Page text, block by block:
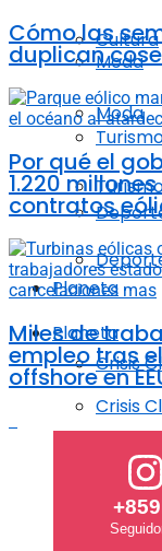
Moda
Planeta
Crisis
Cultura
Moda
Planeta
Crisis
Cómo las
duplican
Por qué el
1.220
contratos
Miles de
empleo tras
offshore en